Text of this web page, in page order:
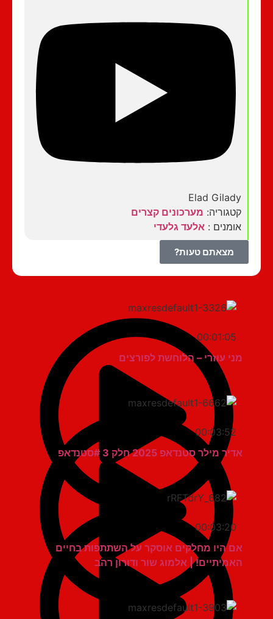
Elad Gilady
קטגוריה:מערכונים קצרים
אומנים :אלעד גלעדי
מצאתם טעות?
00:01:05
מני עוזרי – הלוחשת לפורצים
00:03:52
אדיר מילר סטנדאפ 2025 חלק 3 #סטנדאפ
00:03:20
אם היו מחלקים אוסקר על השתתפות בחיים
האמיתיים! | אלמוג שור ודורון רהב